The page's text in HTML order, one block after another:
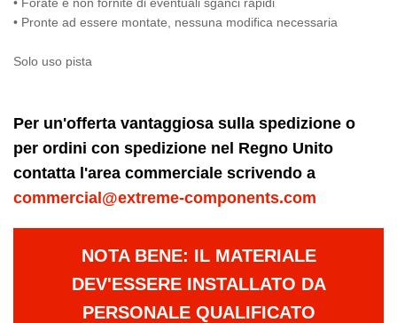
• Pronte ad essere montate, nessuna modifica necessaria
Solo uso pista
Per un'offerta vantaggiosa sulla spedizione o
per ordini con spedizione nel Regno Unito
contatta l'area commerciale scrivendo a
commercial@extreme-components.com
NOTA BENE: IL MATERIALE
DEV'ESSERE INSTALLATO DA
PERSONALE QUALIFICATO